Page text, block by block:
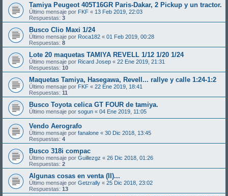
Tamiya Peugeot 405T16GR Paris-Dakar, 2 Pickup y un tractor.
Último mensaje por FKF « 13 Feb 2019, 22:03
Respuestas: 3
Busco Clio Maxi 1/24
Último mensaje por Roca182 « 01 Feb 2019, 00:28
Respuestas: 8
Lote 20 maquetas TAMIYA REVELL 1/12 1/20 1/24
Último mensaje por Ricard Josep « 22 Ene 2019, 21:31
Respuestas: 10
Maquetas Tamiya, Hasegawa, Revell... rallye y calle 1:24-1:2
Último mensaje por FKF « 22 Ene 2019, 18:41
Respuestas: 11
Busco Toyota celica GT FOUR de tamiya.
Último mensaje por sogun « 04 Ene 2019, 11:05
Vendo Aerografo
Último mensaje por fanalone « 30 Dic 2018, 13:45
Respuestas: 4
Busco 318i compac
Último mensaje por Guillezgz « 26 Dic 2018, 01:26
Respuestas: 2
Algunas cosas en venta (II)...
Último mensaje por Getzrally « 25 Dic 2018, 23:02
Respuestas: 13